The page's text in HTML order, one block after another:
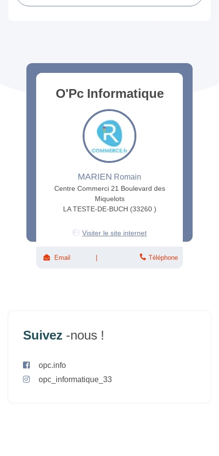
O'Pc Informatique
MARIEN Romain
Centre Commerci 21 Boulevard des
Miquelots
LA TESTE-DE-BUCH (33260 )
Visiter le site internet
Email Téléphone
Suivez -nous !
opc.info
opc_informatique_33